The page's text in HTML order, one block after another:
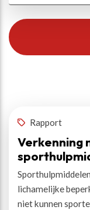
Rapport
Verkenning
lichamelijke
niet kunnen